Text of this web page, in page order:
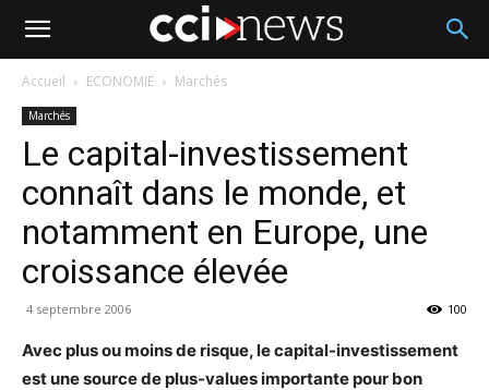
Accueil ECONOMIE Marchés
Marchés
Le capital-investissement
connaît dans le monde, et
notamment en Europe, une
croissance élevée
4 septembre 2006 100
Avec plus ou moins de risque, le capital-investissement
est une source de plus-values importante pour bon